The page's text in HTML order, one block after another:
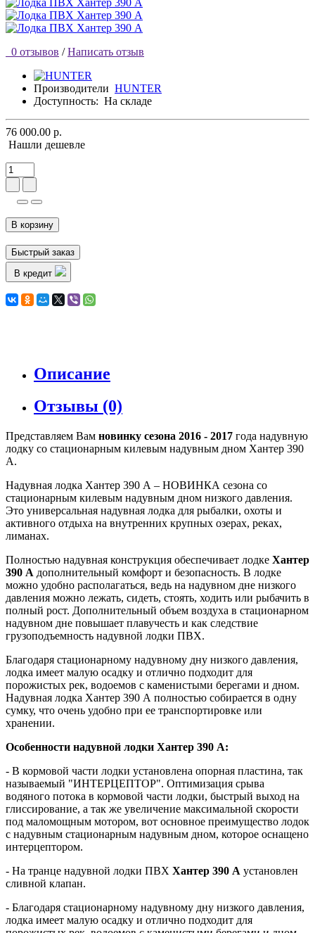
0 отзывов / Написать отзыв
Производители HUNTER
Доступность: На складе
76 000.00 р.
Нашли дешевле
В корзину
Быстрый заказ
В кредит
Описание
Отзывы (0)
Представляем Вам новинку сезона 2016 - 2017 года надувную
лодку со стационарным килевым надувным дном Хантер 390
А.
Надувная лодка Хантер 390 А – НОВИНКА сезона со
стационарным килевым надувным дном низкого давления.
Это универсальная надувная лодка для рыбалки, охоты и
активного отдыха на внутренних крупных озерах, реках,
лиманах.
Полностью надувная конструкция обеспечивает лодке Хантер
390 А дополнительный комфорт и безопасность. В лодке
можно удобно располагаться, ведь на надувном дне низкого
давления можно лежать, сидеть, стоять, ходить или рыбачить в
полный рост. Дополнительный объем воздуха в стационарном
надувном дне повышает плавучесть и как следствие
грузоподъемность надувной лодки ПВХ.
Благодаря стационарному надувному дну низкого давления,
лодка имеет малую осадку и отлично подходит для
порожистых рек, водоемов с каменистыми берегами и дном.
Надувная лодка Хантер 390 А полностью собирается в одну
сумку, что очень удобно при ее транспортировке или
хранении.
Особенности надувной лодки Хантер 390 А:
- В кормовой части лодки установлена опорная пластина, так
называемый "ИНТЕРЦЕПТОР". Оптимизация срыва
водяного потока в кормовой части лодки, быстрый выход на
глиссирование, а так же увеличение максимальной скорости
под маломощным мотором, вот основное преимущество лодок
с надувным стационарным надувным дном, которое оснащено
интерцептором.
- На транце надувной лодки ПВХ Хантер 390 А установлен
сливной клапан.
- Благодаря стационарному надувному дну низкого давления,
лодка имеет малую осадку и отлично подходит для